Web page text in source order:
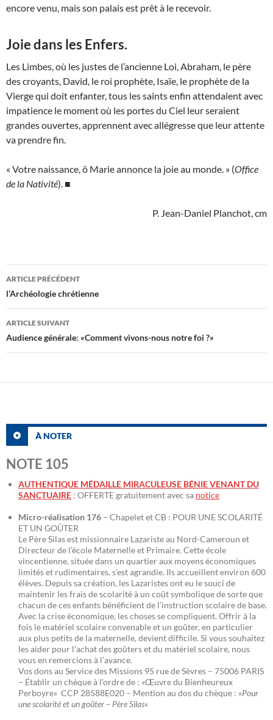
encore venu, mais son palais est prêt à le recevoir.
Joie dans les Enfers.
Les Limbes, où les justes de l’ancienne Loi, Abraham, le père
des croyants, David, le roi prophète, Isaïe, le prophète de la
Vierge qui doit enfanter, tous les saints enfin attendaient avec
impatience le moment où les portes du Ciel leur seraient
grandes ouvertes, apprennent avec allégresse que leur attente
va prendre fin.
« Votre naissance, ô Marie annonce la joie au monde. » (Office
de la Nativité). ■
P. Jean-Daniel Planchot, cm
Navigation
des
articles
ARTICLE PRÉCÉDENT
l’Archéologie chrétienne
ARTICLE SUIVANT
Audience générale: «Comment vivons-nous notre foi ?»
À NOTER
NOTE 105
AUTHENTIQUE MÉDAILLE MIRACULEUSE BÉNIE VENANT DU
SANCTUAIRE : OFFERTE gratuitement avec sa notice
Micro-réalisation 176 – Chapelet et CB : POUR UNE SCOLARITÉ
ET UN GOÛTER
Le Père Silas est missionnaire Lazariste au Nord-Cameroun et
Directeur de l’école Maternelle et Primaire. Cette école
vincentienne, située dans un quartier aux moyens économiques
limités et rudimentaires, s’est agrandie. Ils accueillent environ 600
élèves. Depuis sa création, les Lazaristes ont eu le souci de
maintenir les frais de scolarité à un coût symbolique de sorte que
chacun de ces enfants bénéficient de l’instruction scolaire de base.
Avec la crise économique, les choses se compliquent. Offrir à la
fois le matériel scolaire convenable et un goûter, en particulier
aux plus petits de la maternelle, devient difficile. Si vous souhaitez
les aider pour l’achat des goûters et du matériel scolaire, nous
vous en remercions à l’avance.
Vos dons au Service des Missions 95 rue de Sèvres – 75006 PARIS
– Établir un chèque à l’ordre de : «Œuvre du Bienheureux
Perboyre» CCP 28588E020 – Mention au dos du chèque : »Pour
une scolarité et un goûter – Père Silas«